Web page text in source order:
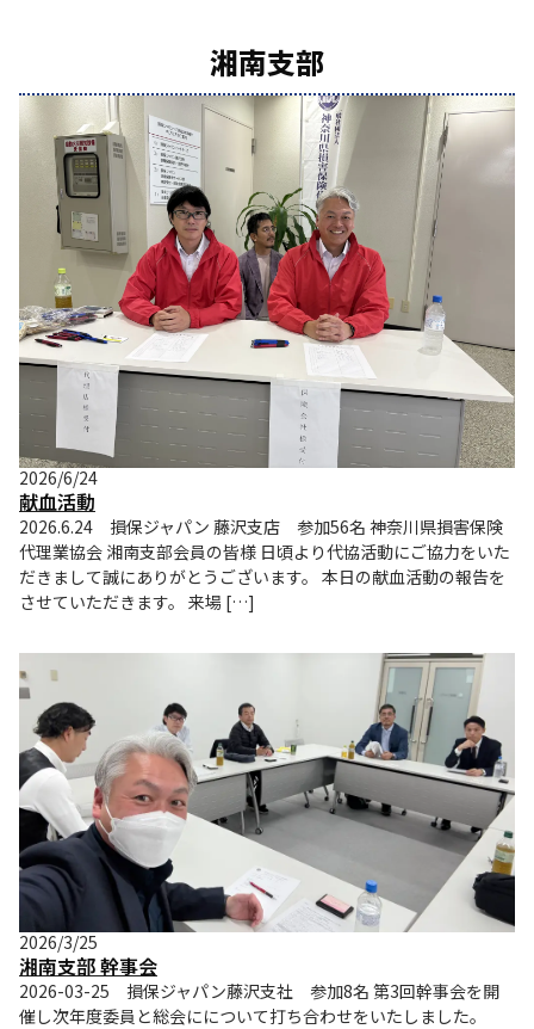
湘南支部
2026/6/24
献血活動
2026.6.24 損保ジャパン 藤沢支店 参加56名 神奈川県損害保険
代理業協会 湘南支部会員の皆様 日頃より代協活動にご協力をいた
だきまして誠にありがとうございます。 本日の献血活動の報告を
させていただきます。 来場 […]
2026/3/25
湘南支部 幹事会
2026-03-25 損保ジャパン藤沢支社 参加8名 第3回幹事会を開
催し次年度委員と総会にについて打ち合わせをいたしました。